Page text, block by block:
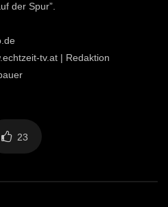
der Spur”.
tv.at | Redaktion
23